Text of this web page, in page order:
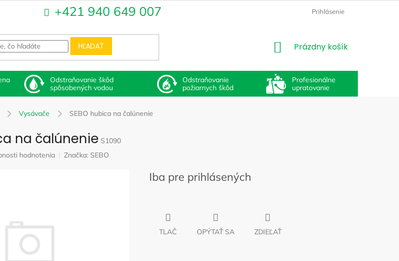
+421 940 649 007 Prihlásenie
HĽADAŤ
NÁKUPNÝ
Prázdny košík
Odstraňovanie škôd
spôsobených vodou
Odstraňovanie
požiarnych škôd
Profesionálne
upratovanie
Vysávače SEBO hubica na čalúnenie
na čalúnenie S1090
hodnotenia Značka: SEBO
Iba pre prihlásených
TLAČ OPÝTAŤ SA ZDIEĽAŤ